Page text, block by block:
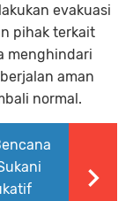
evakuasi
pihak terkait
menghindari
aman
normal.